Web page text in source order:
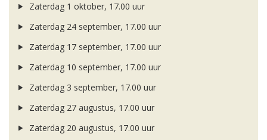
Zaterdag 1 oktober, 17.00 uur
Zaterdag 24 september, 17.00 uur
Zaterdag 17 september, 17.00 uur
Zaterdag 10 september, 17.00 uur
Zaterdag 3 september, 17.00 uur
Zaterdag 27 augustus, 17.00 uur
Zaterdag 20 augustus, 17.00 uur